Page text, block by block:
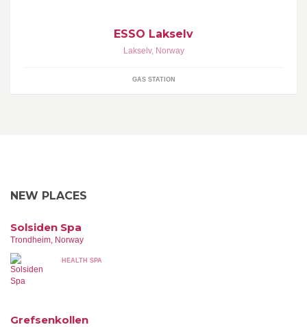
ESSO Lakselv
Lakselv, Norway
GAS STATION
NEW PLACES
Solsiden Spa
Trondheim, Norway
HEALTH SPA
Grefsenkollen